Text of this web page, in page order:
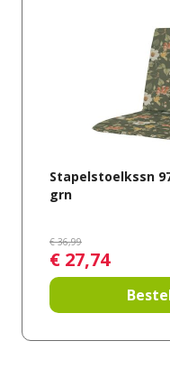
Stapelstoelkssn
grn
€ 36,99
€ 27,74